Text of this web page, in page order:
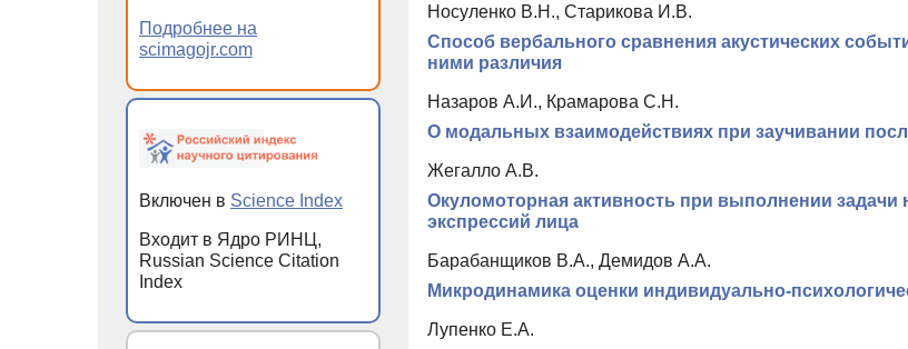
Носуленко В.Н., Старикова И.В.
Способ вербального сравнения акустических
ними различия
Назаров А.И., Крамарова С.Н.
О модальных взаимодействиях при заучивании
Жегалло А.В.
Окуломоторная активность при выполнении
экспрессий лица
Барабанщиков В.А., Демидов А.А.
Микродинамика оценки индивидуально-
Лупенко Е.А.
Подробнее на
scimagojr.com
Включен в Science Index
Входит в Ядро РИНЦ,
Russian Science Citation
Index